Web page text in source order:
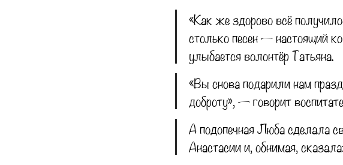
«Как же здорово всё
столько песен — настоящий
улыбается волонтёр Татьяна.
«Вы снова подарили нам
доброту», — говорит
А подопечная Люба сделала
Анастасии и, обнимая,